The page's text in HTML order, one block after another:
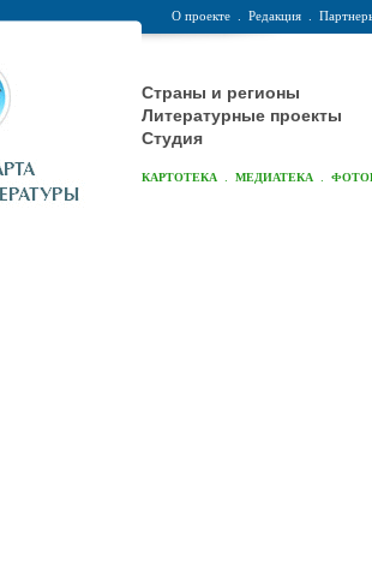
О проекте Редакция
Страны и регионы
Литературные проекты
Студия
КАРТОТЕКА МЕДИАТЕКА